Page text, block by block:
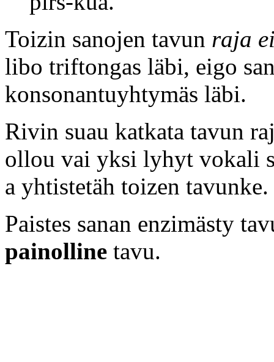
Toizin sanojen tavun raja
libo triftongas läbi, eigo
konsonantuyhtymäs läbi.
Rivin suau katkata tavun
ollou vai yksi lyhyt vokali
a yhtistetäh toizen tavunke.
Paistes sanan enzimästy
painolline tavu.